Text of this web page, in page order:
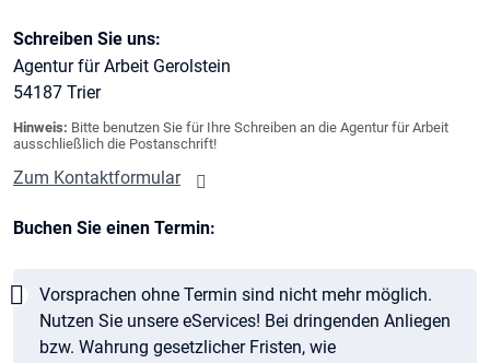
Schreiben Sie uns:
Agentur für Arbeit Gerolstein
54187 Trier
Hinweis: Bitte benutzen Sie für Ihre Schreiben an die Agentur für Arbeit
ausschließlich die Postanschrift!
Zum Kontaktformular
Buchen Sie einen Termin:
Vorsprachen ohne Termin sind nicht mehr möglich.
Nutzen Sie unsere eServices! Bei dringenden Anliegen
bzw. Wahrung gesetzlicher Fristen, wie